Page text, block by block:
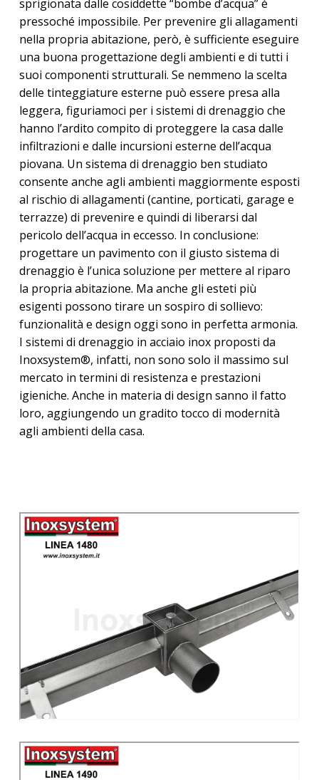
sprigionata dalle cosiddette “bombe d’acqua” è
pressoché impossibile. Per prevenire gli allagamenti
nella propria abitazione, però, è sufficiente eseguire
una buona progettazione degli ambienti e di tutti i
suoi componenti strutturali. Se nemmeno la scelta
delle tinteggiature esterne può essere presa alla
leggera, figuriamoci per i sistemi di drenaggio che
hanno l’ardito compito di proteggere la casa dalle
infiltrazioni e dalle incursioni esterne dell’acqua
piovana. Un sistema di drenaggio ben studiato
consente anche agli ambienti maggiormente esposti
al rischio di allagamenti (cantine, porticati, garage e
terrazze) di prevenire e quindi di liberarsi dal
pericolo dell’acqua in eccesso. In conclusione:
progettare un pavimento con il giusto sistema di
drenaggio è l’unica soluzione per mettere al riparo
la propria abitazione. Ma anche gli esteti più
esigenti possono tirare un sospiro di sollievo:
funzionalità e design oggi sono in perfetta armonia.
I sistemi di drenaggio in acciaio inox proposti da
Inoxsystem®, infatti, non sono solo il massimo sul
mercato in termini di resistenza e prestazioni
igieniche. Anche in materia di design sanno il fatto
loro, aggiungendo un gradito tocco di modernità
agli ambienti della casa.